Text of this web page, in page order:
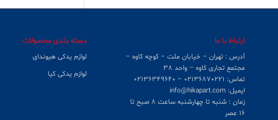
ارتباط با ما
آدرس : تهران – خیابان ملت – کوچه کاوه –
مجتمع تجاری کاوه – واحد ۳۸
تماس: ۰۲۱۳۶۸۷۰۲۲۱ – ۰۲۱۳۶۳۴۹۶۴۰
ایمیل: info@hikapart.com
زمان : شنبه تا چهارشنبه ساعت ۸ صبح تا
۱۶ عصر
دسته بندی محصولات
لوازم یدکی هیوندای
لوازم یدکی کیا